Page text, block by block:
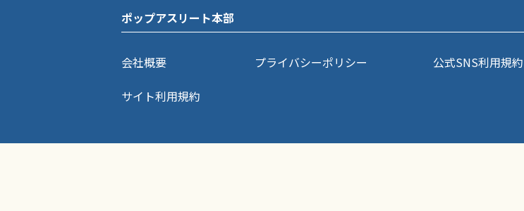
ポップアスリート本部
会社概要 プライバシーポリシー
公式SNS利用規約
サイト利用規約